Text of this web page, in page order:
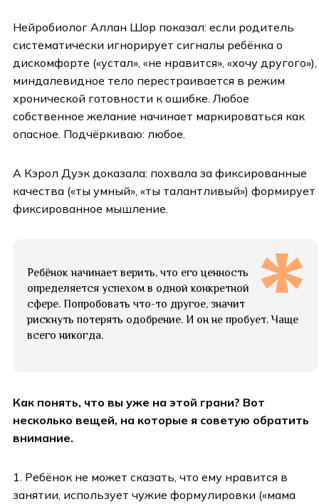
Нейробиолог Аллан Шор показал: если родитель
систематически игнорирует сигналы ребёнка о
дискомфорте («устал», «не нравится», «хочу другого»),
миндалевидное тело перестраивается в режим
хронической готовности к ошибке. Любое
собственное желание начинает маркироваться как
опасное. Подчёркиваю: любое.
А Кэрол Дуэк доказала: похвала за фиксированные
качества («ты умный», «ты талантливый») формирует
фиксированное мышление.
Ребёнок начинает верить, что его ценность
определяется успехом в одной конкретной
сфере. Попробовать что-то другое, значит
рискнуть потерять одобрение. И он не пробует. Чаще
всего никогда.
Как понять, что вы уже на этой грани? Вот
несколько вещей, на которые я советую обратить
внимание.
1. Ребёнок не может сказать, что ему нравится в
занятии, использует чужие формулировки («мама